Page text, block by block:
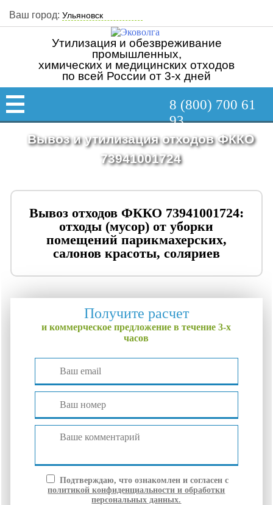
Ваш город:
Утилизация и обезвреживание
промышленных,
химических и медицинских отходов
по всей России от 3-х дней
8 (800) 700 61
93
Вывоз и утилизация отходов ФККО
73941001724
Вывоз отходов ФККО 73941001724:
отходы (мусор) от уборки
помещений парикмахерских,
салонов красоты, соляриев
Получите расчет
и коммерческое предложение в течение 3-х
часов
Подтверждаю, что ознакомлен и согласен с
политикой конфиденциальности и обработки
персональных данных.